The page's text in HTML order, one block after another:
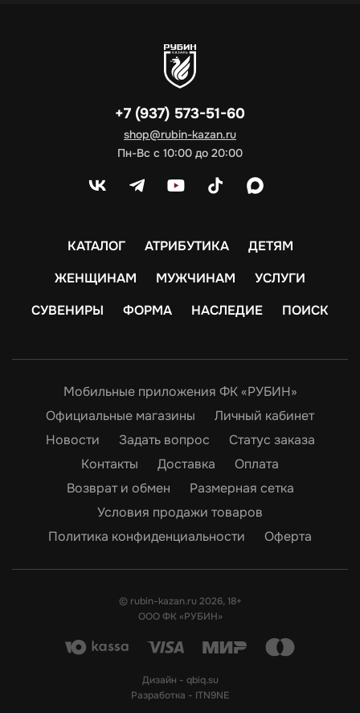
+7 (937) 573-51-60
shop@rubin-kazan.ru
Пн-Вс с 10:00 до 20:00
КАТАЛОГ АТРИБУТИКА
ДЕТЯМ
ЖЕНЩИНАМ
МУЖЧИНАМ
УСЛУГИ
СУВЕНИРЫ
ФОРМА НАСЛЕДИЕ ПОИСК
Мобильные приложения ФК «РУБИН»
Официальные магазины
Личный кабинет
Новости
Задать вопрос
Статус заказа
Контакты
Доставка
Оплата
Возврат и обмен
Размерная сетка
Условия продажи товаров
Политика конфиденциальности
Оферта
© rubin-kazan.ru 2026, 18+
ООО ФК «РУБИН»
Дизайн - qbiq.su
Разработка - ITN9NE